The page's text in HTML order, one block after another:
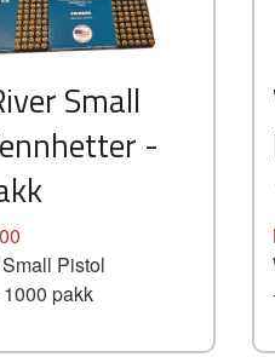
Small
-
Pistol
pakk